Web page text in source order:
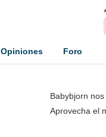
Opiniones Foro
Babybjorn
Aprovecha el